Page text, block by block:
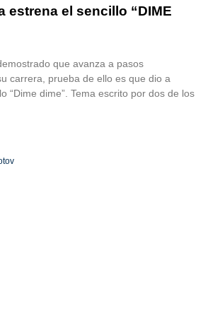
estrena el sencillo “DIME
que avanza a pasos
carrera, prueba de ello es que dio a
“Dime dime”. Tema escrito por dos de los